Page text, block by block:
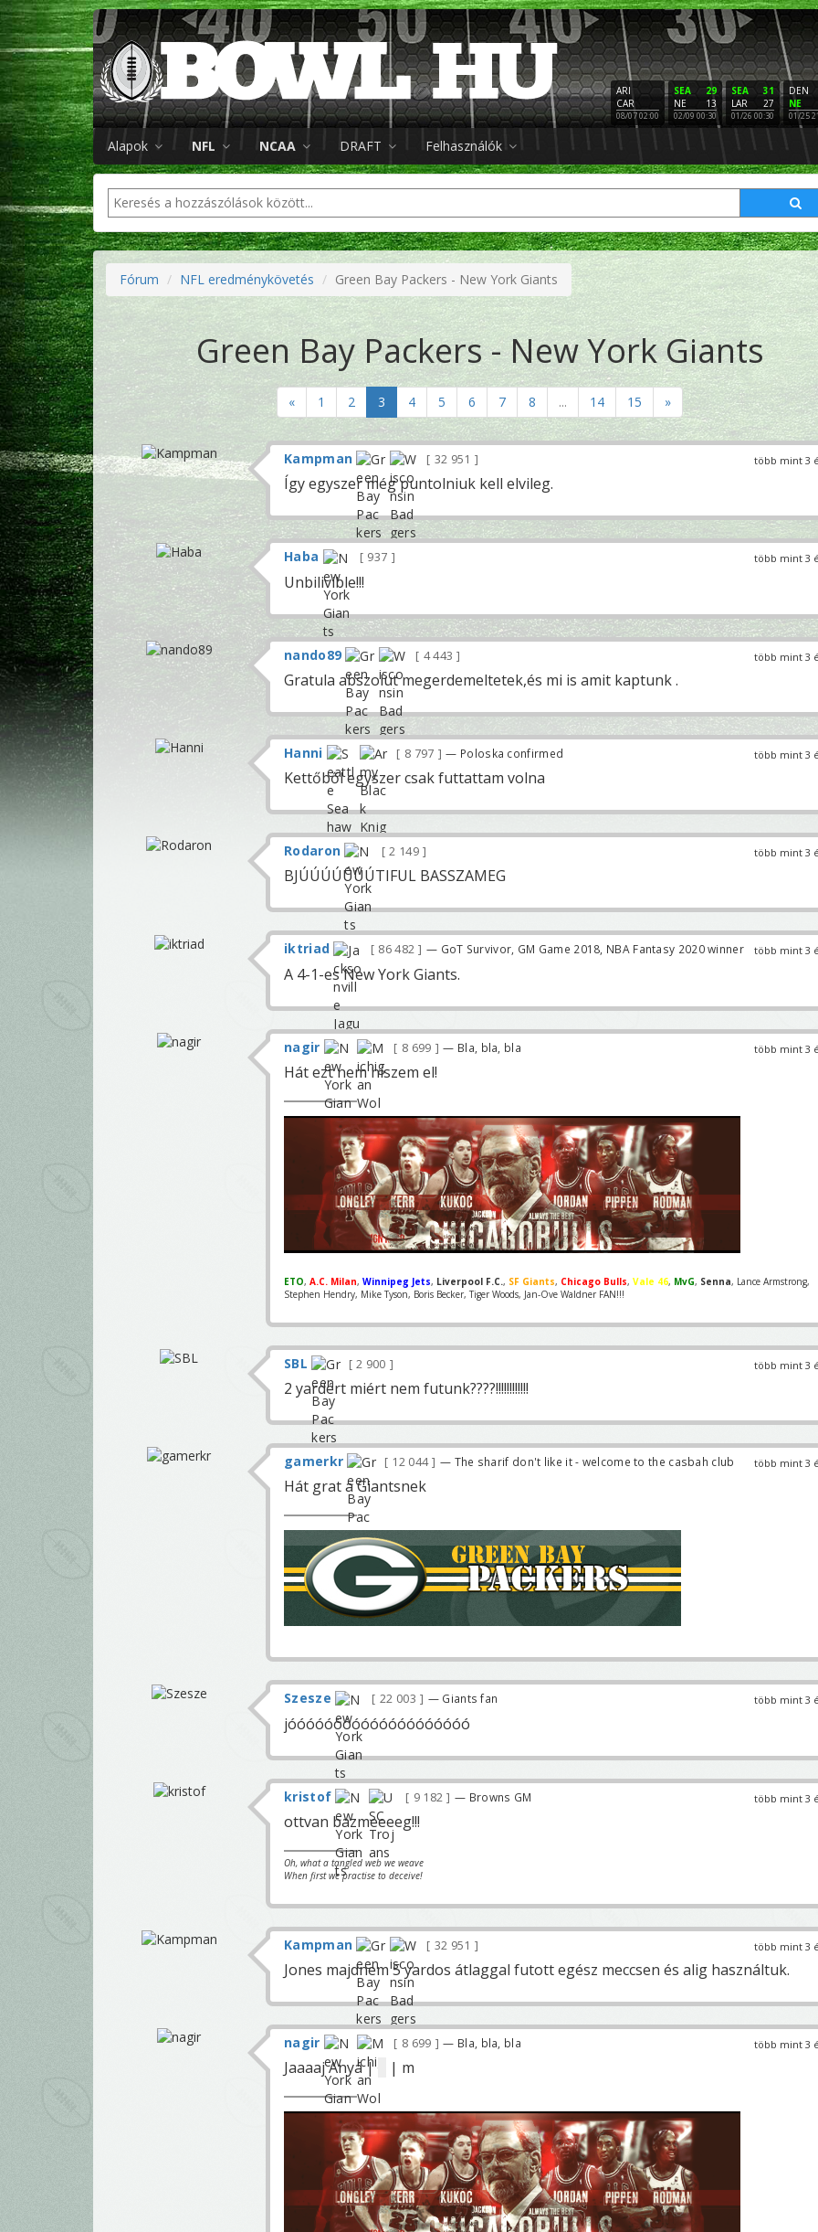
ARI
CAR
08/07 02:00
29
SEA
13
NE
02/09 00:30
31
SEA
27
LAR
01/26 00:30
DEN
NE
01/25
Alapok NFL NCAA DRAFT Felhasználók
Fórum NFL eredménykövetés Green Bay Packers - New York Giants
Green Bay Packers - New York Giants
« 1 2 3 4 5 6 7 8 ... 14 15 »
több mint 3
Kampman 32 951
Így egyszer még puntolniuk kell elvileg.
több mint 3
Haba 937
Unbilivible!!!
több mint 3
nando89 4 443
Gratula abszolut megerdemeltetek,és mi is amit kaptunk .
több mint 3
Hanni 8 797 — Poloska confirmed
Kettőből egyszer csak futtattam volna
több mint 3
Rodaron 2 149
BJÚÚÚÚÚÚÚTIFUL BASSZAMEG
több mint 3
iktriad 86 482 — GoT Survivor, GM Game 2018, NBA Fantasy 2020 winner
A 4-1-es New York Giants.
több mint 3
nagir 8 699 — Bla, bla, bla
Hát ezt nem hiszem el!
ETO, A.C. Milan, Winnipeg Jets, Liverpool F.C., SF Giants, Chicago Bulls, Vale 46, MvG, Senna, Lance Armstrong,
Stephen Hendry, Mike Tyson, Boris Becker, Tiger Woods, Jan-Ove Waldner FAN!!!
több mint 3
SBL 2 900
2 yardért miért nem futunk????!!!!!!!!!!!!
több mint 3
gamerkr 12 044 — The sharif don't like it - welcome to the casbah club
Hát grat a Giantsnek
több mint 3
Szesze 22 003 — Giants fan
jóóóóóóóóóóóóóóóóóóóó
több mint 3
kristof 9 182 — Browns GM
ottvan bazmeeeeg!!!
Oh, what a tangled web we weave
When first we practise to deceive!
több mint 3
Kampman 32 951
Jones majdnem 5 yardos átlaggal futott egész meccsen és alig használtuk.
több mint 3
nagir 8 699 — Bla, bla, bla
Jaaaaj Anyá | | m